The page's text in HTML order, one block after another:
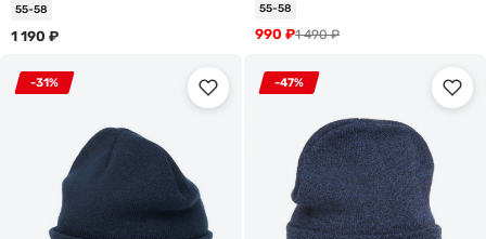
55-58
1 190 ₽
55-58
1 490₽
990 ₽
-31% -47%